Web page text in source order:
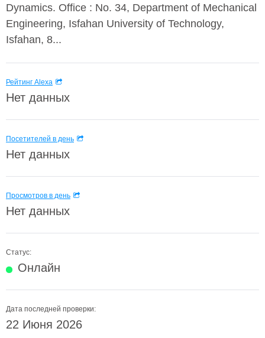
Dynamics. Office : No. 34, Department of Mechanical
Engineering, Isfahan University of Technology,
Isfahan, 8...
Рейтинг Alexa
Нет данных
Посетителей в день
Нет данных
Просмотров в день
Нет данных
Статус:
Онлайн
Дата последней проверки:
22 Июня 2026